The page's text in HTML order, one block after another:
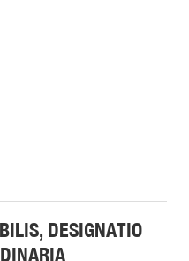
DESIGNATIO